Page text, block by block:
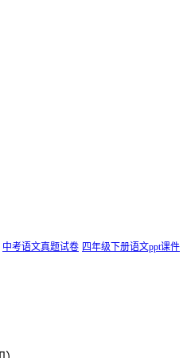
中考语文真题试卷 四年级下册语文ppt课件